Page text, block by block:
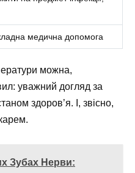
медична допомога
можна,
уважний догляд за
здоров’я. І, звісно,
Зубах Нерви: